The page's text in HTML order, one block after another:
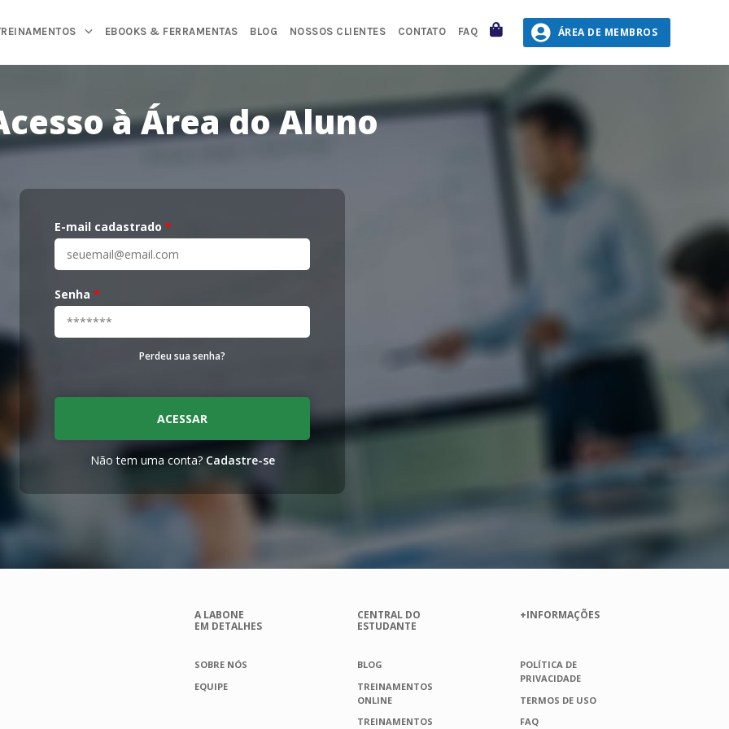
EBOOKS & FERRAMENTAS BLOG NOSSOS CLIENTES CONTATO FAQ CARRINHO ÁREA DE MEMBROS
à Área do Aluno
E-mail cadastrado *
Senha *
Perdeu sua senha?
ACESSAR
Não tem uma conta?Cadastre-se
A LABONE
EM DETALHES
SOBRE NÓS
EQUIPE
CENTRAL DO
ESTUDANTE
BLOG
TREINAMENTOS
ONLINE
TREINAMENTOS
+INFORMAÇÕES
POLÍTICA DE
PRIVACIDADE
TERMOS DE USO
FAQ